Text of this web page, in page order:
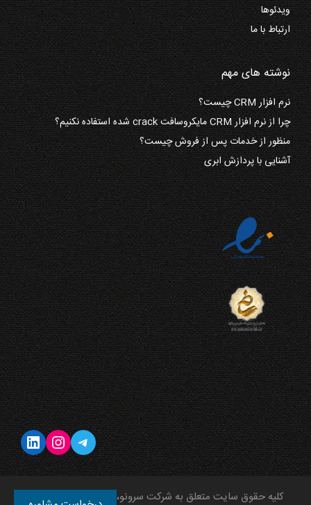
ویدئوها
ارتباط با ما
نوشته های مهم
نرم افزار CRM چیست؟
چرا از نرم افزار CRM مایکروسافت crack شده استفاده نکنیم؟
منظور از خدمات پس از فروش چیست؟
آشنایی با پردازش ابری
تلگراماینستاگرم
لینکداین
کلیه حقوق سایت متعلق به شرکت سرونو، عضو گروه شرکت‌های